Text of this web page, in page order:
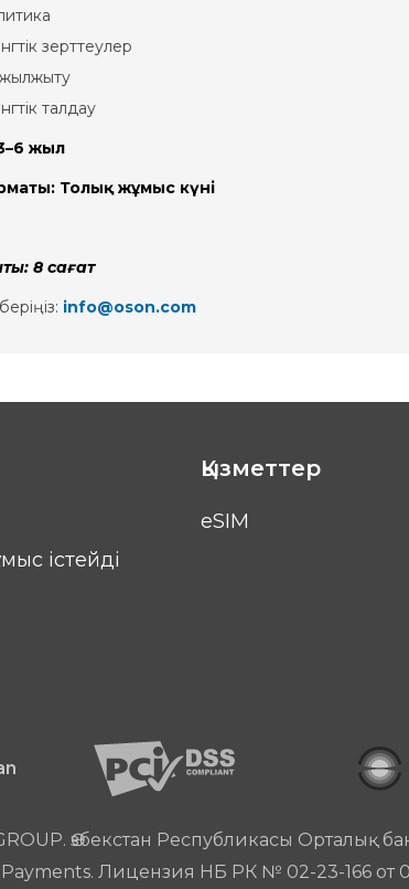
зерттеулер
талдау
жыл
Толық жұмыс күні
8 сағат
info@oson.com
істейді
Қызметтер
eSIM
Өзбекстан Республикасы Орталық
Лицензия НБ РК № 02-23-166 от